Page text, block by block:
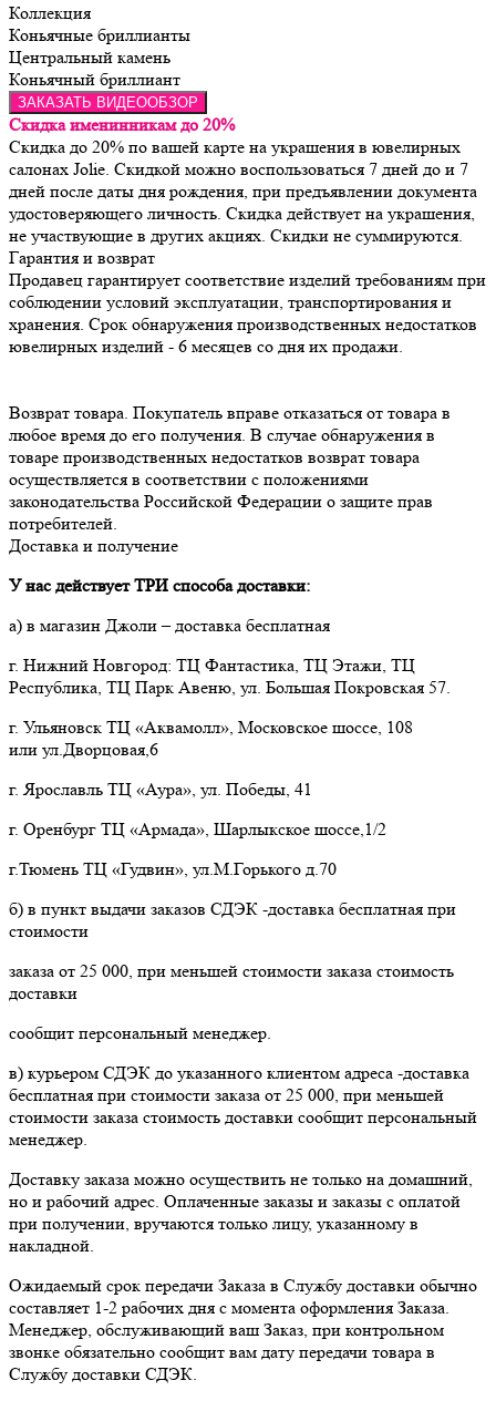
Коллекция
Коньячные бриллианты
Центральный камень
Коньячный бриллиант
ЗАКАЗАТЬ ВИДЕООБЗОР
Скидка именинникам до 20%
Скидка до 20% по вашей карте на украшения в ювелирных
салонах Jolie. Скидкой можно воспользоваться 7 дней до и 7
дней после даты дня рождения, при предъявлении документа
удостоверяющего личность. Скидка действует на украшения,
не участвующие в других акциях. Скидки не суммируются.
Гарантия и возврат
Продавец гарантирует соответствие изделий требованиям при
соблюдении условий эксплуатации, транспортирования и
хранения. Срок обнаружения производственных недостатков
Возврат товара. Покупатель вправе отказаться от товара в
любое время до его получения. В случае обнаружения в
товаре производственных недостатков возврат товара
осуществляется в соответствии с положениями
законодательства Российской Федерации о защите прав
потребителей.
Доставка и получение
У нас действует ТРИ способа доставки:
а) в магазин Джоли – доставка бесплатная
г. Нижний Новгород: ТЦ Фантастика, ТЦ Этажи, ТЦ
Республика, ТЦ Парк Авеню, ул. Большая Покровская 57.
г. Ульяновск ТЦ «Аквамолл», Московское шоссе, 108
или ул.Дворцовая,6
г. Ярославль ТЦ «Аура», ул. Победы, 41
г. Оренбург ТЦ «Армада», Шарлыкское шоссе,1/2
г.Тюмень ТЦ «Гудвин», ул.М.Горького д.70
б) в пункт выдачи заказов СДЭК -доставка бесплатная при
стоимости
заказа от 25 000, при меньшей стоимости заказа стоимость
доставки
сообщит персональный менеджер.
в) курьером СДЭК до указанного клиентом адреса -доставка
бесплатная при стоимости заказа от 25 000, при меньшей
стоимости заказа стоимость доставки сообщит персональный
менеджер.
Доставку заказа можно осуществить не только на домашний,
но и рабочий адрес. Оплаченные заказы и заказы с оплатой
при получении, вручаются только лицу, указанному в
накладной.
Ожидаемый срок передачи Заказа в Службу доставки обычно
составляет 1-2 рабочих дня с момента оформления Заказа.
Менеджер, обслуживающий ваш Заказ, при контрольном
звонке обязательно сообщит вам дату передачи товара в
Службу доставки СДЭК.